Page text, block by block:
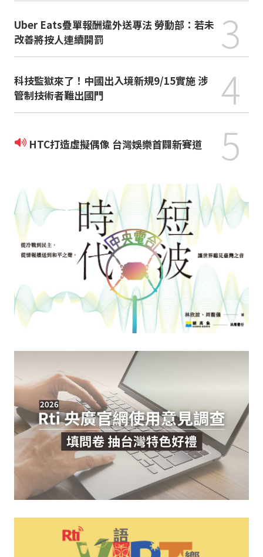
Uber Eats疊單報酬違外送專法 勞動部：若未
改善將按人連續開罰
3
科技監獄來了！中國出入境新規9/15實施 涉
管制技術者難出國門
4
HTC打造虛擬偶像 台灣娛樂首闢新賽道 5